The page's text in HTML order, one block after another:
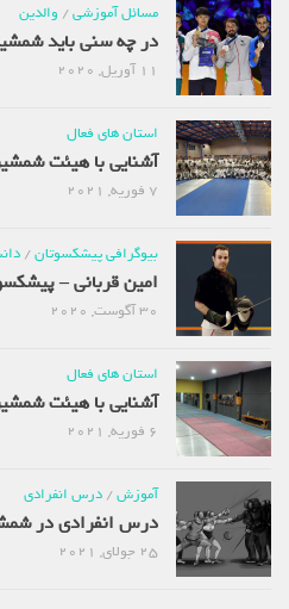
مسائل آموزشی/والدین
در چه سنی باید
استان های فعال
آشنایی با هیئت
بیوگرافی پیشکسوتان/
امین قربانی –
استان های فعال
آشنایی با هیئت
آموزش/درس انفرادی
درس انفرادی در